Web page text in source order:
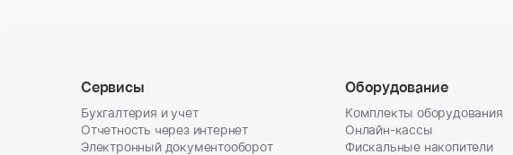
Сервисы
Бухгалтерия и учет
Отчетность через интернет
Электронный документооборот
Оборудование
Комплекты оборудования
Онлайн-кассы
Фискальные накопители